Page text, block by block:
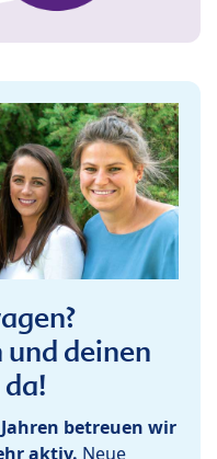
deinen
betreuen wir
aktiv. Neue